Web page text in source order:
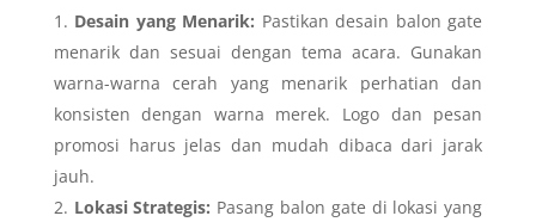
Desain yang Menarik: Pastikan desain balon gate
menarik dan sesuai dengan tema acara. Gunakan
warna-warna cerah yang menarik perhatian dan
konsisten dengan warna merek. Logo dan pesan
promosi harus jelas dan mudah dibaca dari jarak
jauh.
Lokasi Strategis: Pasang balon gate di lokasi yang